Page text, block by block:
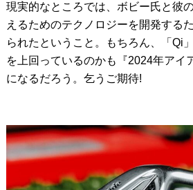
現実的なところでは、ボビー氏と彼
えるためのテクノロジーを開発する
られたということ。もちろん、「Qi
を上回っているのかも『2024年アイ
になるだろう。乞うご期待!